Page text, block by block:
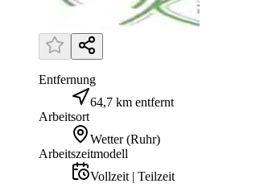
Entfernung
64,7 km entfernt
Arbeitsort
Wetter (Ruhr)
Arbeitszeitmodell
Vollzeit | Teilzeit